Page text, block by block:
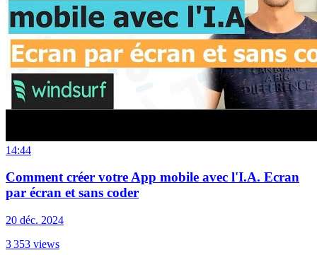
14:44
Comment créer votre App mobile avec l'I.A. Ecran
par écran et sans coder
20 déc. 2024
3 353 views